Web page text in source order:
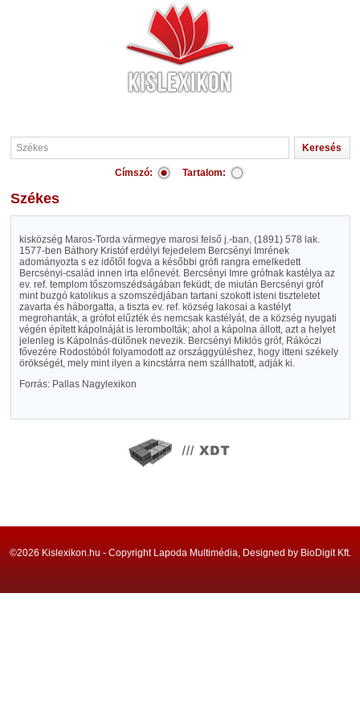
Címszó: Tartalom:
Székes
kisközség Maros-Torda vármegye marosi felső j.-ban, (1891) 578 lak.
1577-ben Báthory Kristóf erdélyi fejedelem Bercsényi Imrének
adományozta s ez időtől fogva a későbbi grófi rangra emelkedett
Bercsényi-család innen irta előnevét. Bercsényi Imre grófnak kastélya az
ev. ref. templom tőszomszédságában feküdt; de miután Bercsényi gróf
mint buzgó katolikus a szomszédjában tartani szokott isteni tiszteletet
zavarta és háborgatta, a tiszta ev. ref. község lakosai a kastélyt
megrohanták, a grófot elűzték és nemcsak kastélyát, de a község nyugati
végén épített kápolnáját is lerombolták; ahol a kápolna állott, azt a helyet
jelenleg is Kápolnás-dülőnek nevezik. Bercsényi Miklós gróf, Rákóczi
fővezére Rodostóból folyamodott az országgyüléshez, hogy itteni székely
örökségét, mely mint ilyen a kincstárra nem szállhatott, adják ki.
Forrás: Pallas Nagylexikon
©2026 Kislexikon.hu - Copyright Lapoda Multimédia, Designed by BioDigit Kft.